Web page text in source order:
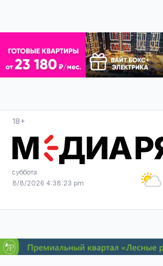
18+
суббота
8/8/2026 4:38:23 pm